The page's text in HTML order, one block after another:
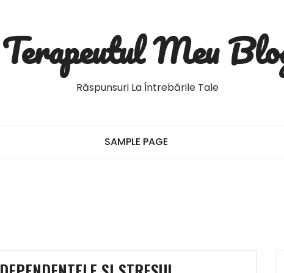
Terapeutul Meu
Răspunsuri La Întrebările Tale
SAMPLE PAGE